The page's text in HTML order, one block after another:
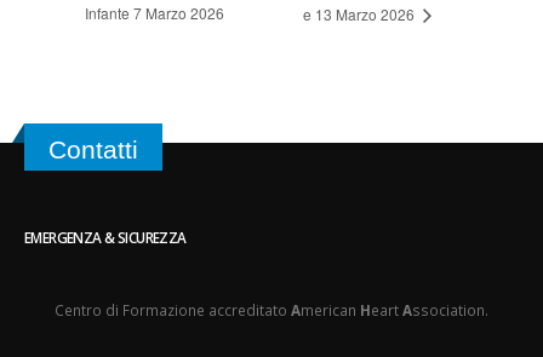
Infante 7 Marzo 2026
e 13 Marzo 2026
Contatti
EMERGENZA & SICUREZZA
Centro di Formazione accreditato American HeartAssociation.